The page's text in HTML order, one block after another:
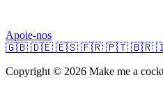
Apoie-nos
🇬🇧 🇩🇪 🇪🇸 🇫🇷 🇵🇹 🇧🇷
Copyright © 2026 Make me a